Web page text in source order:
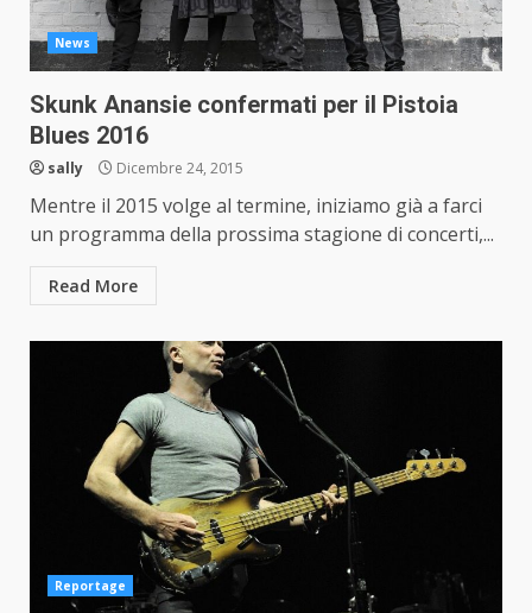
News
Skunk Anansie confermati per il Pistoia
Blues 2016
sally Dicembre 24, 2015
Mentre il 2015 volge al termine, iniziamo già a farci
un programma della prossima stagione di concerti,...
Read More
Reportage